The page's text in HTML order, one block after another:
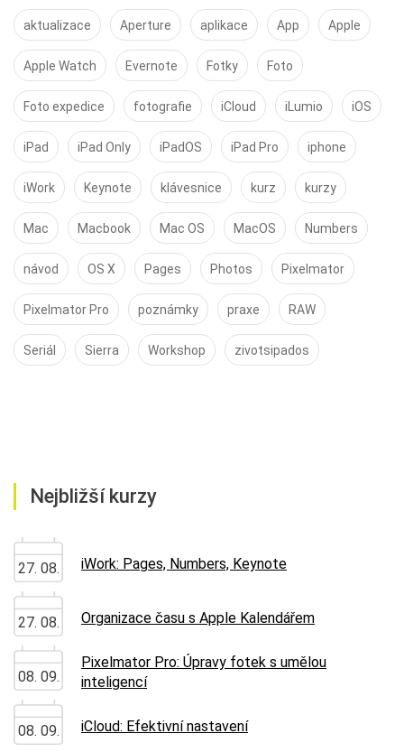
aktualizace Aperture aplikace App Apple
Apple Watch Evernote Fotky Foto
Foto expedice fotografie iCloud iLumio iOS
iPad iPad Only iPadOS iPad Pro iphone
iWork Keynote klávesnice kurz kurzy
Mac Macbook Mac OS MacOS Numbers
návod OS X Pages Photos Pixelmator
Pixelmator Pro poznámky praxe RAW
Seriál Sierra Workshop zivotsipados
Nejbližší kurzy
27. 08. iWork: Pages, Numbers, Keynote
27. 08. Organizace času s Apple Kalendářem
08. 09.
Pixelmator Pro: Úpravy fotek s umělou
inteligencí
08. 09. iCloud: Efektivní nastavení